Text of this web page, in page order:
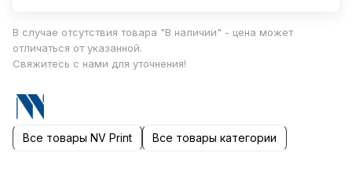
В случае отсутствия товара "В наличии" - цена может
отличаться от указанной.
Свяжитесь с нами для уточнения!
Все товары NV Print Все товары категории